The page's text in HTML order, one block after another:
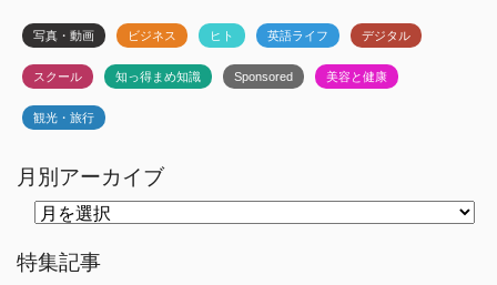
写真・動画 ビジネス ヒト 英語ライフ デジタル
スクール 知っ得まめ知識 Sponsored 美容と健康
観光・旅行
月別アーカイブ
ー
カ
特集記事